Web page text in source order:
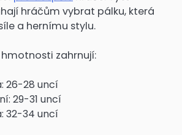
hráčům vybrat pálku, která
a hernímu stylu.
zahrnují:
26-28 uncí
29-31 uncí
32-34 uncí